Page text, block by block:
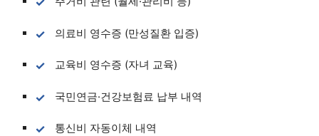
의료비 영수증 (만성질환 입증)
교육비 영수증 (자녀 교육)
국민연금·건강보험료 납부 내역
통신비 자동이체 내역